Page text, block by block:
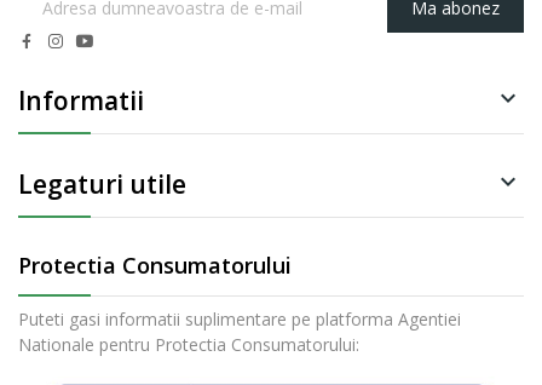
Ma abonez
Informatii 
Legaturi utile 
Protectia Consumatorului
Puteti gasi informatii suplimentare pe platforma Agentiei
Nationale pentru Protectia Consumatorului: